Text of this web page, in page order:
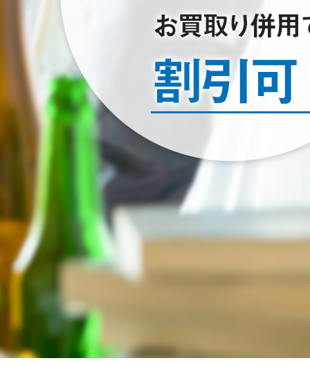
空き家のお片付けはお任せ下さい
2024/12/22
年末年始のお知らせ